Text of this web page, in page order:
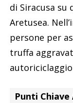
di Siracusa su
Aretusea.
persone per
truffa
Punti